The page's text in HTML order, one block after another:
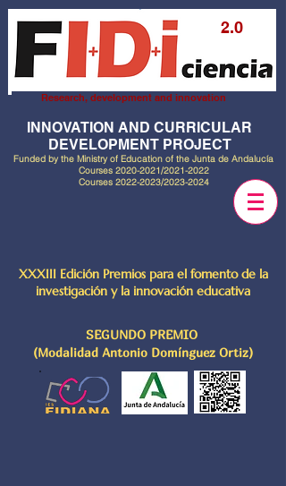
2.0
Research, development and innovation
INNOVATION AND CURRICULAR
DEVELOPMENT PROJECT
Funded by the Ministry of Education of the Junta de Andalucía
Courses 2020-2021/2021-2022
Courses 2022-2023/2023-2024
XXXIII Edición Premios para el fomento de la
investigación y la innovación educativa
SEGUNDO PREMIO
(Modalidad Antonio Domínguez Ortiz)